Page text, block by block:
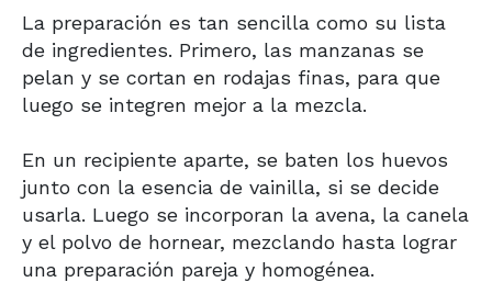
La preparación es tan sencilla como su lista
de ingredientes. Primero, las manzanas se
pelan y se cortan en rodajas finas, para que
luego se integren mejor a la mezcla.
En un recipiente aparte, se baten los huevos
junto con la esencia de vainilla, si se decide
usarla. Luego se incorporan la avena, la canela
y el polvo de hornear, mezclando hasta lograr
una preparación pareja y homogénea.